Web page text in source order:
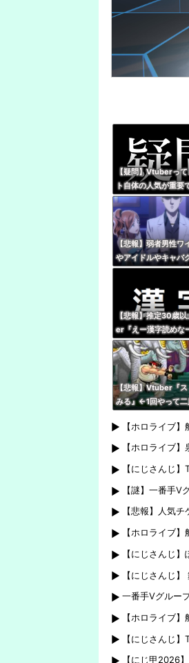
【疑問】Vtuberっ
ト自体の人気が重要
所）』の優劣で語る
なってね？
【悲報】弱者男性
やアイドルやキャバ
いまくる奴が理解で
【悲報】推定30歳
er『えー漢字読めな
なーい』 キッズリス
『！？』
【悲報】Vtuber『ス
みる』←1回やって二
【ホロライブ
【ホロライブ
【にじさんじ
【謎】一番手V
【悲報】人気
【ホロライブ
【にじさんじ
【にじさんじ
一番手Vグルー
【ホロライブ
【にじさんじ
【にじ甲2026